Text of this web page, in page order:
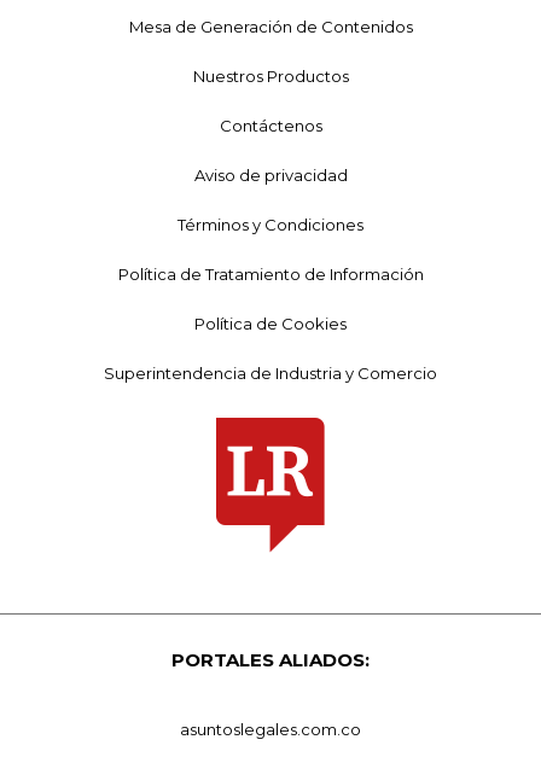
Mesa de Generación de Contenidos
Nuestros Productos
Contáctenos
Aviso de privacidad
Términos y Condiciones
Política de Tratamiento de Información
Política de Cookies
Superintendencia de Industria y Comercio
PORTALES ALIADOS:
asuntoslegales.com.co